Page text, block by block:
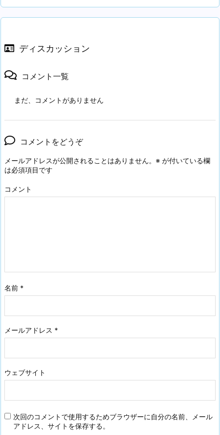
ディスカッション
コメント一覧
まだ、コメントがありません
コメントをどうぞ
メールアドレスが公開されることはありません。 ※ が付いている欄
は必須項目です
コメント
名前 *
メールアドレス *
ウェブサイト
次回のコメントで使用するためブラウザーに自分の名前、メール
アドレス、サイトを保存する。